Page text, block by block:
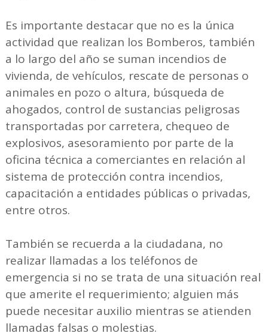
Es importante destacar que no es la única
actividad que realizan los Bomberos, también
a lo largo del año se suman incendios de
vivienda, de vehículos, rescate de personas o
animales en pozo o altura, búsqueda de
ahogados, control de sustancias peligrosas
transportadas por carretera, chequeo de
explosivos, asesoramiento por parte de la
oficina técnica a comerciantes en relación al
sistema de protección contra incendios,
capacitación a entidades públicas o privadas,
entre otros.
También se recuerda a la ciudadana, no
realizar llamadas a los teléfonos de
emergencia si no se trata de una situación real
que amerite el requerimiento; alguien más
puede necesitar auxilio mientras se atienden
llamadas falsas o molestias.